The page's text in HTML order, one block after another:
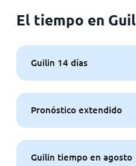
El tiempo en
Guilin 14 días
Pronóstico extendido
Guilin tiempo en agosto